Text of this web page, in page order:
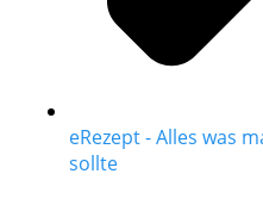
eRezept - Alles was
sollte